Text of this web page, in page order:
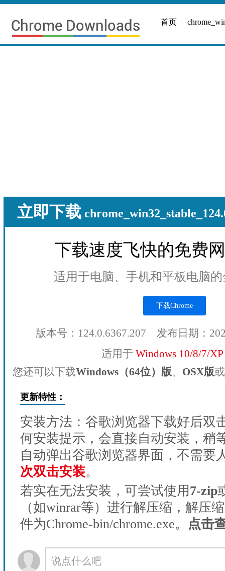
首页
立即下载
下载速度飞快的免费
适用于电脑、手机和平板电脑
下载Chrome
版本号：124.0.6367.207 发布日期：
适用于 Windows 10/8/7/
您还可以下载Windows（64位）版、 OSX版或
更新特性：
安装方法：谷歌浏览器下载好后双
何安装提示，会直接自动安装，稍
自动弹出谷歌浏览器界面，不需要
次双击安装。
若实在无法安装，可尝试使用7-zip
（如winrar等）进行解压缩，解压
件为Chrome-bin/chrome.exe。
点击
说点什么吧